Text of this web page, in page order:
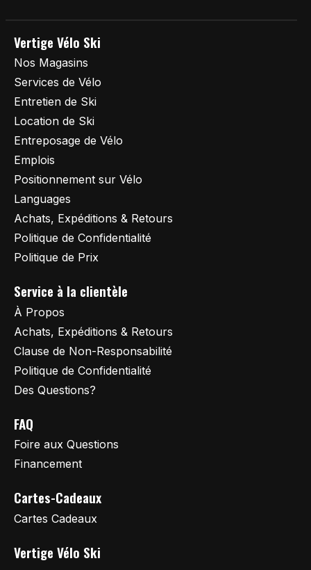
Vertige Vélo Ski
Nos Magasins
Services de Vélo
Entretien de Ski
Location de Ski
Entreposage de Vélo
Emplois
Positionnement sur Vélo
Languages
Achats, Expéditions & Retours
Politique de Confidentialité
Politique de Prix
Service à la clientèle
À Propos
Achats, Expéditions & Retours
Clause de Non-Responsabilité
Politique de Confidentialité
Des Questions?
FAQ
Foire aux Questions
Financement
Cartes-Cadeaux
Cartes Cadeaux
Vertige Vélo Ski